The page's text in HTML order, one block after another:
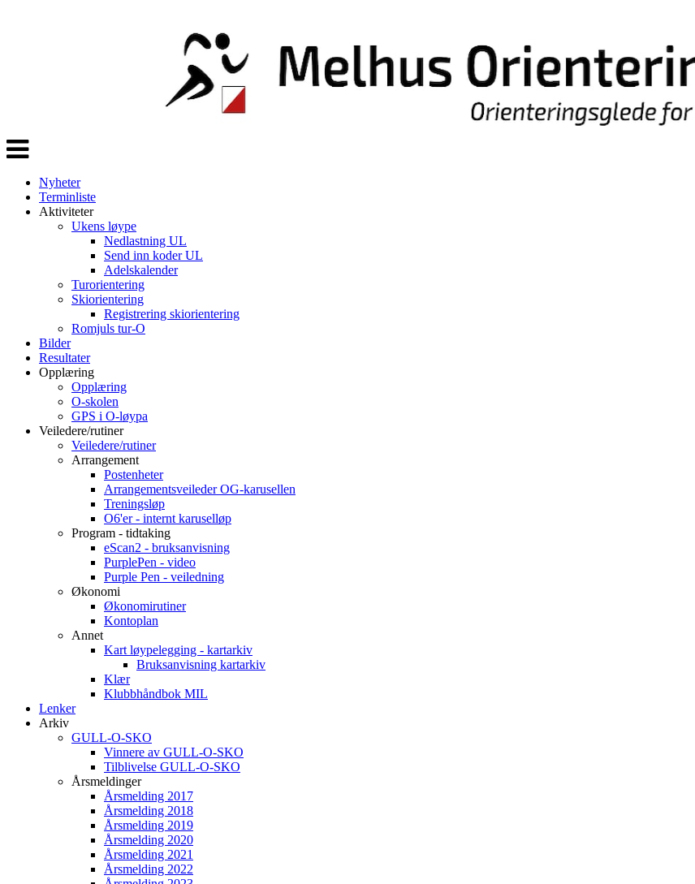
Veksle
navigasjon
Nyheter
Terminliste
Aktiviteter
Ukens løype
Nedlastning UL
Send inn koder UL
Adelskalender
Turorientering
Skiorientering
Registrering skiorientering
Romjuls tur-O
Bilder
Resultater
Opplæring
Opplæring
O-skolen
GPS i O-løypa
Veiledere/rutiner
Veiledere/rutiner
Arrangement
Postenheter
Arrangementsveileder OG-karusellen
Treningsløp
O6'er - internt karuselløp
Program - tidtaking
eScan2 - bruksanvisning
PurplePen - video
Purple Pen - veiledning
Økonomi
Økonomirutiner
Kontoplan
Annet
Kart løypelegging - kartarkiv
Bruksanvisning kartarkiv
Klær
Klubbhåndbok MIL
Lenker
Arkiv
GULL-O-SKO
Vinnere av GULL-O-SKO
Tilblivelse GULL-O-SKO
Årsmeldinger
Årsmelding 2017
Årsmelding 2018
Årsmelding 2019
Årsmelding 2020
Årsmelding 2021
Årsmelding 2022